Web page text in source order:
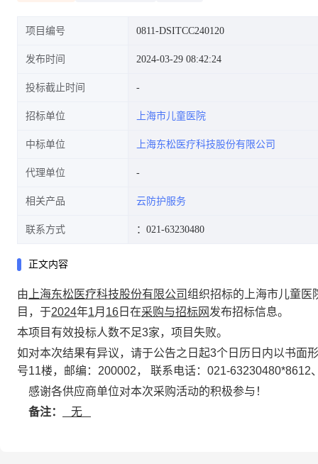
项目编号 0811-DSITCC240120
发布时间 2024-03-29 08:42:24
投标截止时间
招标单位 上海市儿童医院
中标单位 上海东松医疗科技股份有限公司
代理单位
相关产品 云防护服务
联系方式 ：021-63230480
正文内容
由 上海东松医疗科技股份有限公司组织招标的 上海市儿童
目 ， 于2024年1月 16 日 在采购与招标网 发布招标信息。
本项目有效投标人数不足3家，项目失败。
如对本次结果有异议，请于公告之日起3个日历日内以书面
号11楼，邮编：200002， 联系电话：021-63230480*8612
感谢各供应商单位对本次采购活动的积极参与！
备注：
无